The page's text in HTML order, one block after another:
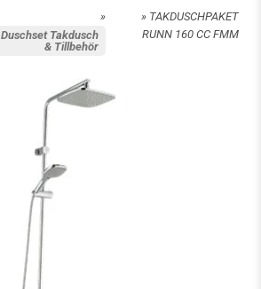
»
Duschset Takdusch
& Tillbehör
» TAKDUSCHPAKET
RUNN 160 CC FMM